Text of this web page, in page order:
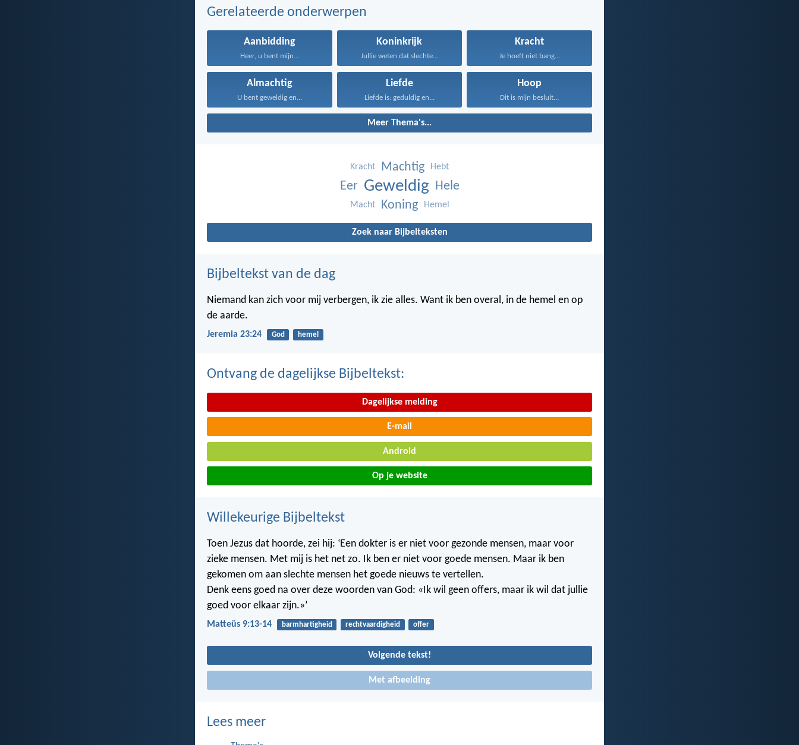
Gerelateerde onderwerpen
Aanbidding
Heer, u bent mijn...
Koninkrijk
Jullie weten dat slechte...
Kracht
Je hoeft niet bang...
Almachtig
U bent geweldig en...
Liefde
Liefde is: geduldig en...
Hoop
Dit is mijn besluit...
Meer Thema's...
Kracht Machtig Hebt
Eer Geweldig Hele
Macht Koning Hemel
Zoek naar Bijbelteksten
Bijbeltekst van de dag
Niemand kan zich voor mij verbergen, ik zie alles. Want ik ben overal, in de hemel en op
de aarde.
Jeremia 23:24 God hemel
Ontvang de dagelijkse Bijbeltekst:
Dagelijkse melding
E-mail
Android
Op je website
Willekeurige Bijbeltekst
Toen Jezus dat hoorde, zei hij: ‘Een dokter is er niet voor gezonde mensen, maar voor
zieke mensen. Met mij is het net zo. Ik ben er niet voor goede mensen. Maar ik ben
gekomen om aan slechte mensen het goede nieuws te vertellen.
Denk eens goed na over deze woorden van God: «Ik wil geen offers, maar ik wil dat jullie
goed voor elkaar zijn.»’
Matteüs 9:13-14 barmhartigheid rechtvaardigheid offer
Volgende tekst!
Met afbeelding
Lees meer